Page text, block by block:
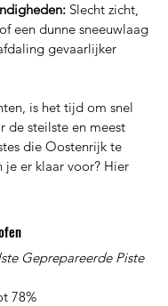
Slecht zicht,
een dunne sneeuwlaag
gevaarlijker
is het tijd om snel
de steilste en meest
die Oostenrijk te
je er klaar voor? Hier
Geprepareerde Piste
78%